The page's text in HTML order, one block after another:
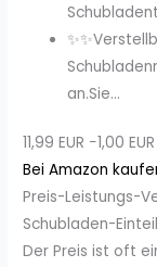
an.Sie...
11,99 EUR −1,00 EUR
Bei Amazon
Preis-Leistungs-
Schubladen-
Der Preis ist oft